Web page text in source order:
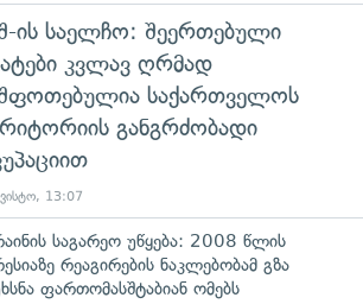
ის საელჩო: შეერთებული
კვლავ ღრმად
საქართველოს
განგრძობადი
13:07
საგარეო უწყება: 2008 წლის
რეაგირების ნაკლებობამ გზა
ფართომასშტაბიან ომებს